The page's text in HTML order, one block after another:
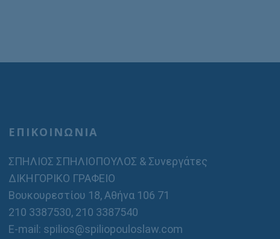
ΕΠΙΚΟΙΝΩΝΙΑ
ΣΠΗΛΙΟΣ ΣΠΗΛΙΟΠΟΥΛΟΣ & Συνεργάτες
ΔΙΚΗΓΟΡΙΚΟ ΓΡΑΦΕΙΟ
Βουκουρεστίου 18, Αθήνα 106 71
210 3387530, 210 3387540
E-mail: spilios@spiliopouloslaw.com